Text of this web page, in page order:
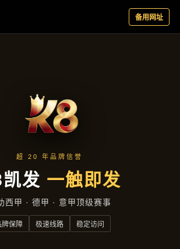
主营产品
首页 主营产品